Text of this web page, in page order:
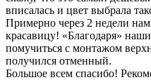
вписалась и цвет выбрала
Примерно через 2 недели
красавицу! «Благодаря»
помучиться с монтажом
получился отменный.
Большое всем спасибо!